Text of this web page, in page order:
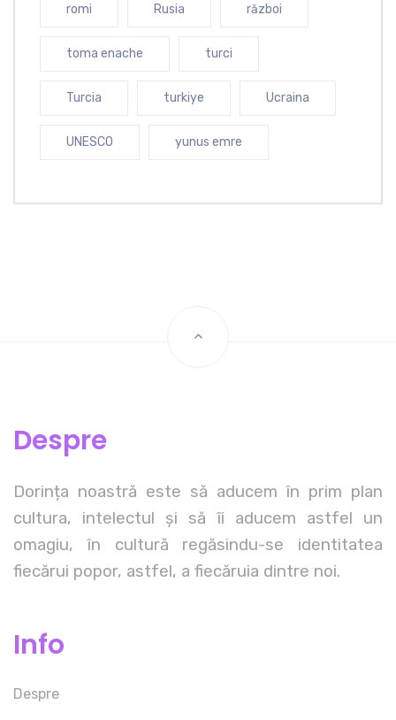
romi Rusia război
toma enache turci
Turcia turkiye Ucraina
UNESCO yunus emre
Despre
Dorința noastră este să aducem în prim plan
cultura, intelectul și să îi aducem astfel un
omagiu, în cultură regăsindu-se identitatea
fiecărui popor, astfel, a fiecăruia dintre noi.
Info
Despre